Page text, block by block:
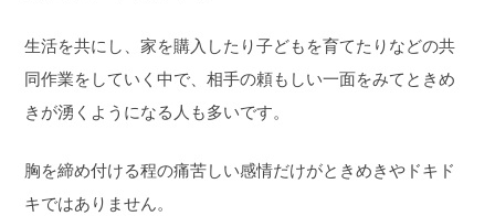
生活を共にし、家を購入したり子どもを育てたりなどの共
同作業をしていく中で、相手の頼もしい一面をみてときめ
きが湧くようになる人も多いです。
胸を締め付ける程の痛苦しい感情だけがときめきやドキド
キではありません。